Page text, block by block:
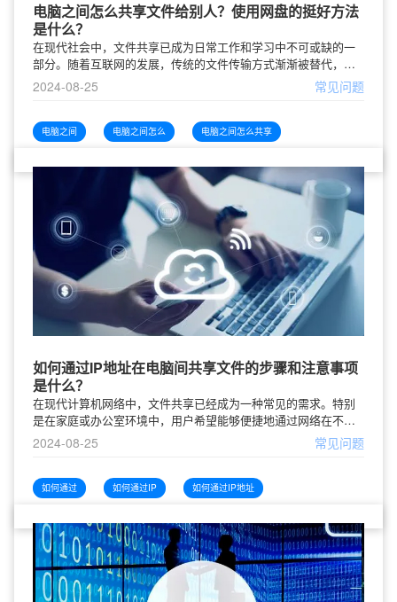
电脑之间怎么共享文件给别人？使用网盘的挺好方法
是什么？
在现代社会中，文件共享已成为日常工作和学习中不可或缺的一
部分。随着互联网的发展，传统的文件传输方式渐渐被替代，例
如 USB 驱动器和邮件附件等。如今，越来越多的人选择使用网盘
来实现文件的方便共享与存储
2024-08-25 常见问题
电脑之间 电脑之间怎么 电脑之间怎么共享
如何通过IP地址在电脑间共享文件的步骤和注意事项
是什么？
在现代计算机网络中，文件共享已经成为一种常见的需求。特别
是在家庭或办公室环境中，用户希望能够便捷地通过网络在不同
的电脑之间共享文件。本文将以如何通过IP地址在电脑间共享文
件为中心，详细介绍具体步骤和注
2024-08-25 常见问题
如何通过 如何通过IP 如何通过IP地址